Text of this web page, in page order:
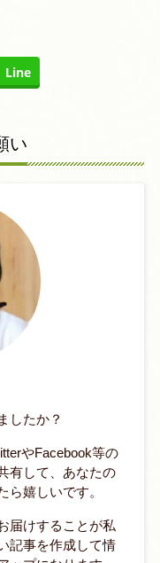
Line
い
したか？
やFacebook等の
有して、あなたの
ら嬉しいです。
届けすることが私
記事を作成して情